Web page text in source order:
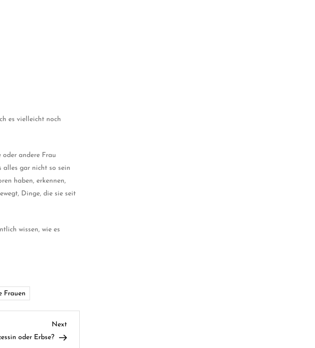
es vielleicht noch
andere Frau
alles gar nicht so sein
haben, erkennen,
Dinge, die sie seit
wissen, wie es
Frauen
Next
Post
Next
oder Erbse?